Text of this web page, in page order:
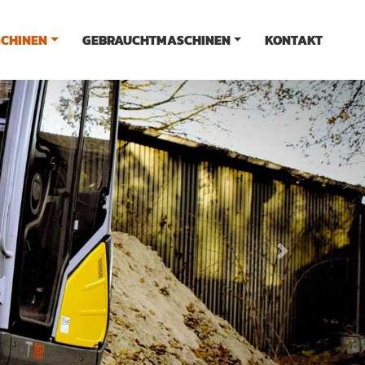
GEBRAUCHTMASCHINEN KONTAKT
Next